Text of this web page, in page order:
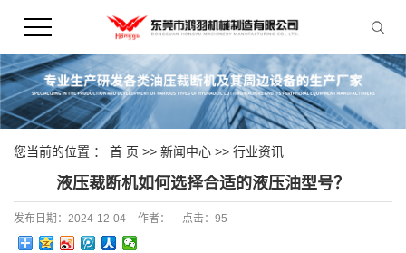
您当前的位置 ： 首 页 >> 新闻中心 >> 行业资讯
液压裁断机如何选择合适的液压油型号？
发布日期： 2024-12-04 作者： 点击： 95